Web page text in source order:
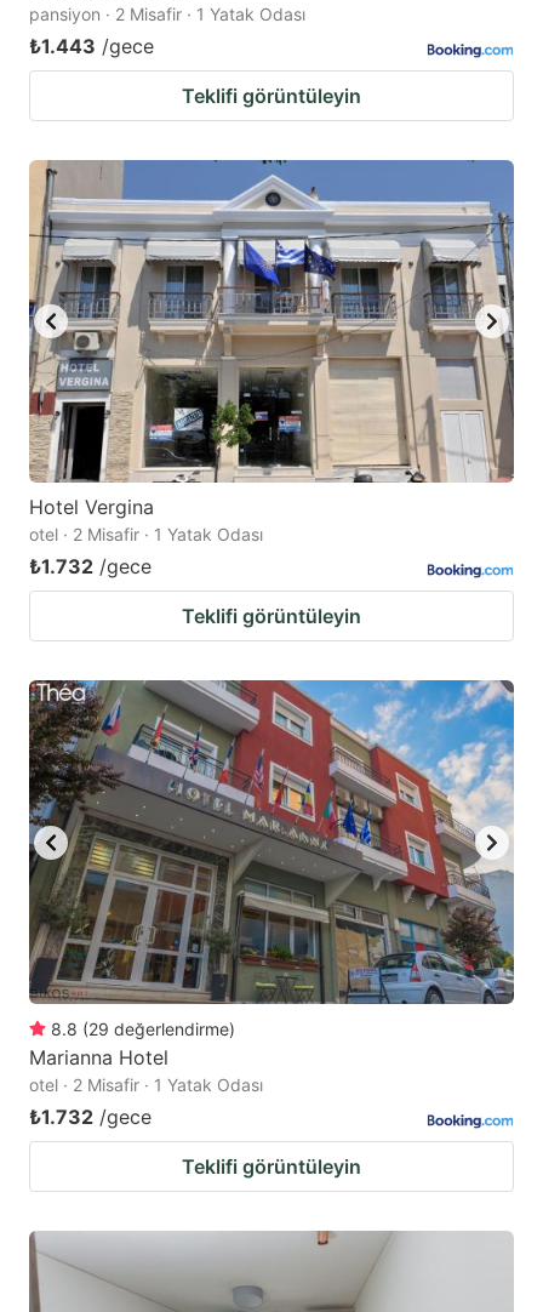
pansiyon · 2 Misafir · 1 Yatak Odası
₺1.443 /gece
Teklifi görüntüleyin
Hotel Vergina
otel · 2 Misafir · 1 Yatak Odası
₺1.732 /gece
Teklifi görüntüleyin
8.8 (29 değerlendirme)
Marianna Hotel
otel · 2 Misafir · 1 Yatak Odası
₺1.732 /gece
Teklifi görüntüleyin